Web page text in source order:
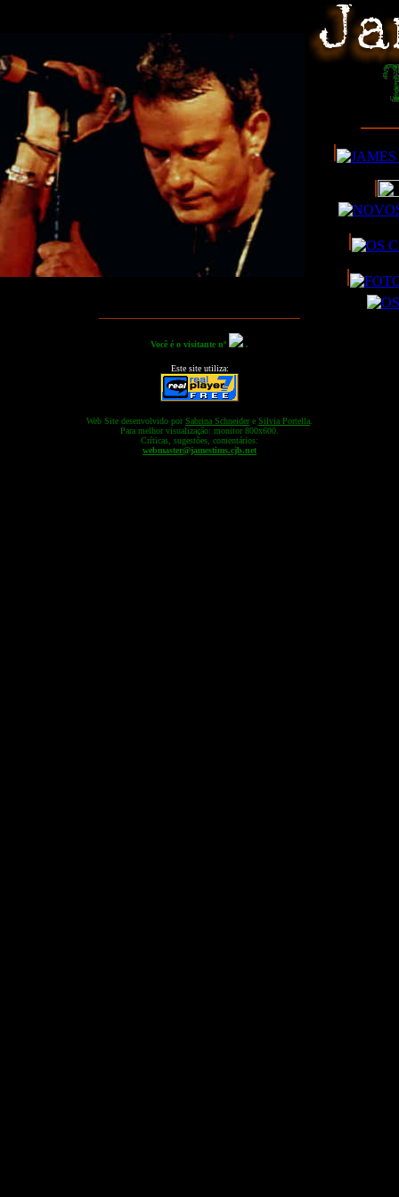
Você é o visitante nº .
Este site utiliza:
Web Site desenvolvido porSabrina Schneidere Silvia Portella
Para melhor visualização: monitor 800x600.
Críticas, sugestões, comentários:
webmaster@jamestims.cjb.net